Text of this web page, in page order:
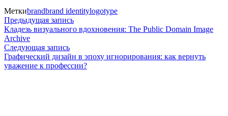
Меткиbrandbrand identitylogotype
Навигация
по
записям
Предыдущая записьПредыдущая
запись:
Кладезь визуального вдохновения: The Public Domain Image
Archive
Следующая записьСледующая
запись:
Графический дизайн в эпоху игнорирования: как вернуть
уважение к профессии?